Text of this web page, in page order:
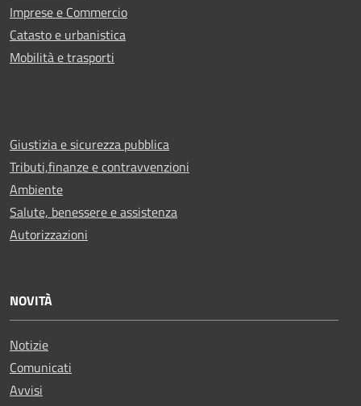
Imprese e Commercio
Catasto e urbanistica
Mobilità e trasporti
Giustizia e sicurezza pubblica
Tributi,finanze e contravvenzioni
Ambiente
Salute, benessere e assistenza
Autorizzazioni
NOVITÀ
Notizie
Comunicati
Avvisi